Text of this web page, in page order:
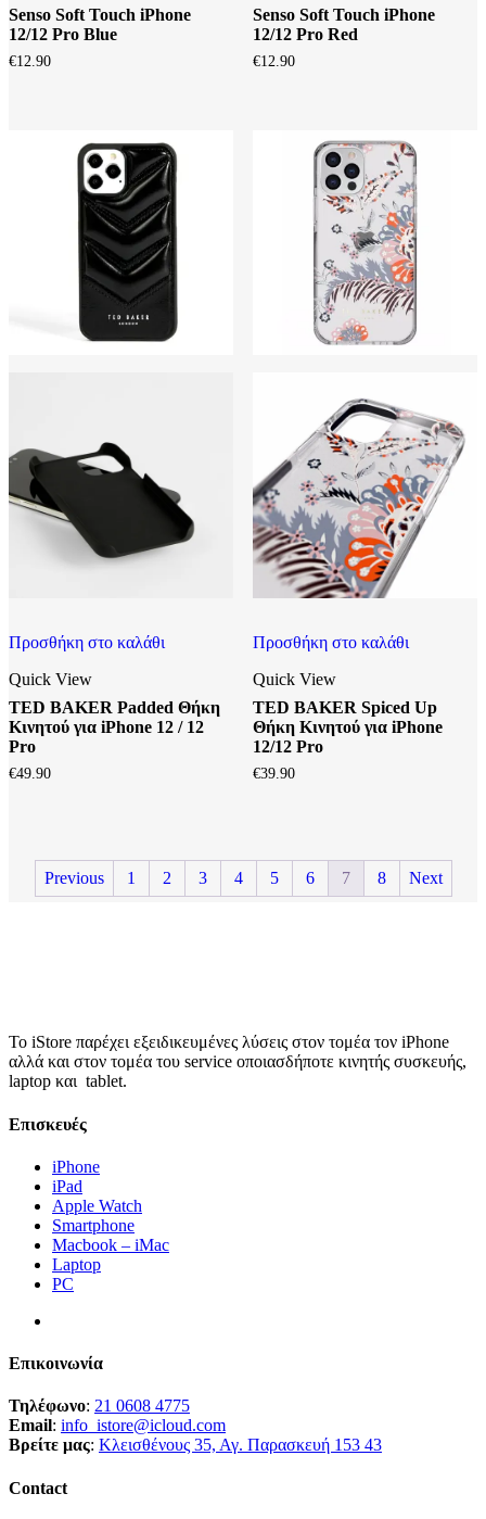
Senso Soft Touch iPhone
12/12 Pro Blue
€12.90
Senso Soft Touch iPhone
12/12 Pro Red
€12.90
Προσθήκη στο καλάθι
Quick View
TED BAKER Padded Θήκη
Κινητού για iPhone 12 / 12
Pro
€49.90
Προσθήκη στο καλάθι
Quick View
TED BAKER Spiced Up
Θήκη Κινητού για iPhone
12/12 Pro
€39.90
Previous 1 2 3 4 5 6 7 8 Next
Το iStore παρέχει εξειδικευμένες λύσεις στον τομέα τον iPhone
αλλά και στον τομέα του service οποιασδήποτε κινητής συσκευής,
laptop και tablet.
Επισκευές
iPhone
iPad
Apple Watch
Smartphone
Macbook – iMac
Laptop
PC
Επικοινωνία
Τηλέφωνο: 21 0608 4775
Email: info_istore@icloud.com
Βρείτε μας: Κλεισθένους 35, Αγ. Παρασκευή 153 43
Contact